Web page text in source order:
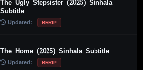
The Ugly Stepsister (2025) Sinhala
Subtitle
Updated: BRRIP
The Home (2025) Sinhala Subtitle
Updated: BRRIP